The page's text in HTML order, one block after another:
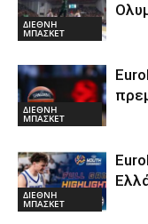
ΔΙΕΘΝΗ
ΜΠΑΣΚΕΤ
ΔΙΕΘΝΗ
ΜΠΑΣΚΕΤ
ΔΙΕΘΝΗ
ΜΠΑΣΚΕΤ